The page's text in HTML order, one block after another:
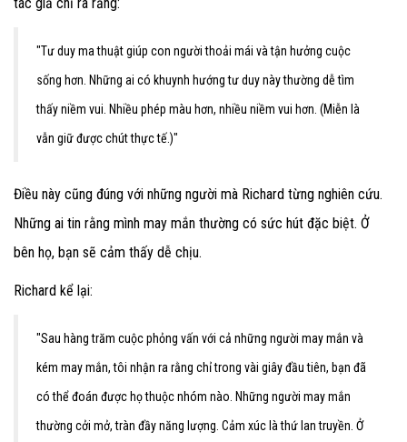
"Tư duy ma thuật giúp con người thoải mái và tận hưởng cuộc
sống hơn. Những ai có khuynh hướng tư duy này thường dễ tìm
thấy niềm vui. Nhiều phép màu hơn, nhiều niềm vui hơn. (Miễn là
vẫn giữ được chút thực tế.)"
Điều này cũng đúng với những người mà Richard từng nghiên cứu.
Những ai tin rằng mình may mắn thường có sức hút đặc biệt. Ở
bên họ, bạn sẽ cảm thấy dễ chịu.
Richard kể lại:
"Sau hàng trăm cuộc phỏng vấn với cả những người may mắn và
kém may mắn, tôi nhận ra rằng chỉ trong vài giây đầu tiên, bạn đã
có thể đoán được họ thuộc nhóm nào. Những người may mắn
thường cởi mở, tràn đầy năng lượng. Cảm xúc là thứ lan truyền. Ở